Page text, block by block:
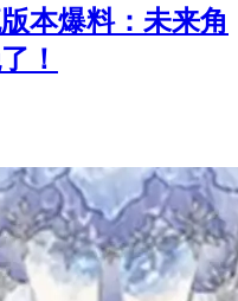
本爆料：未来角
！